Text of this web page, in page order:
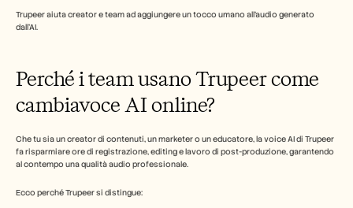
Trupeer aiuta creator e team ad aggiungere un tocco umano all'audio generato
dall'AI.
Perché i team usano Trupeer come
cambiavoce AI online?
Che tu sia un creator di contenuti, un marketer o un educatore, la voice AI di Trupeer
fa risparmiare ore di registrazione, editing e lavoro di post-produzione, garantendo
al contempo una qualità audio professionale.
Ecco perché Trupeer si distingue: